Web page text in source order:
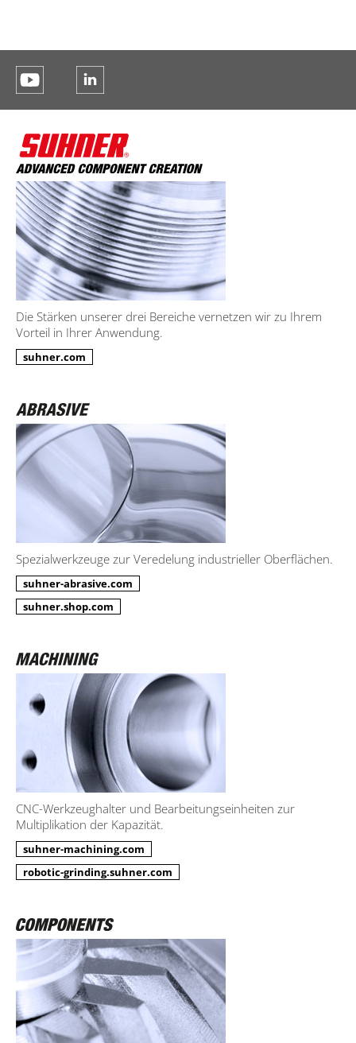
Die Stärken unserer drei Bereiche vernetzen wir zu Ihrem
Vorteil in Ihrer Anwendung.
suhner.com
Spezialwerkzeuge zur Veredelung industrieller Oberflächen.
suhner-abrasive.com
suhner.shop.com
CNC-Werkzeughalter und Bearbeitungseinheiten zur
Multiplikation der Kapazität.
suhner-machining.com
robotic-grinding.suhner.com